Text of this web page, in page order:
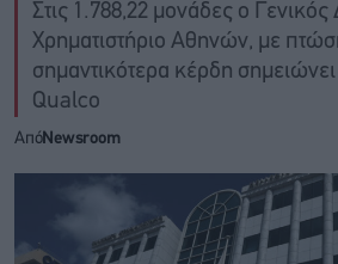
Στις 1.788,22 μονάδες ο Γενικός
Χρηματιστήριο Αθηνών, με
σημαντικότερα κέρδη
Qualco
ΑπόNewsroom